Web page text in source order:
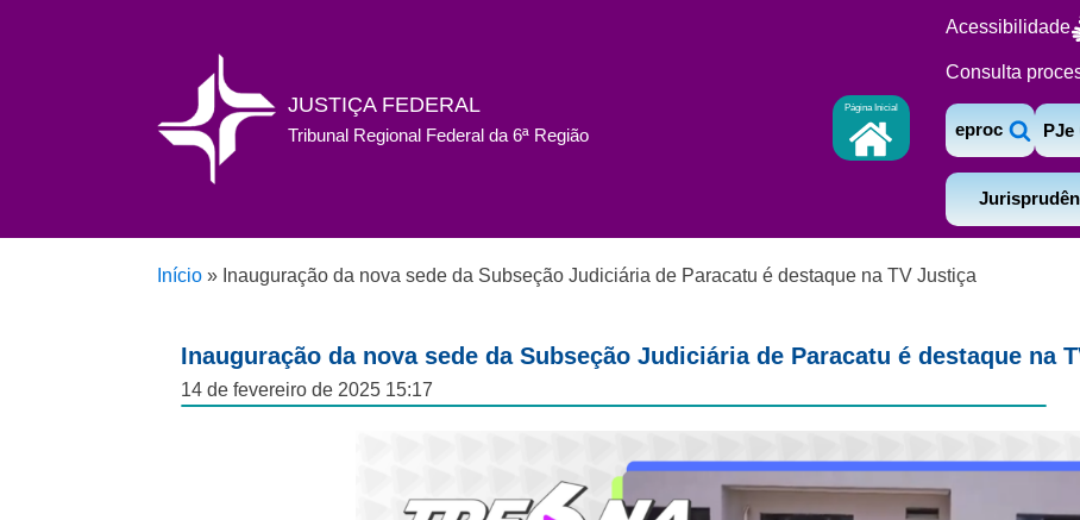
JUSTIÇA FEDERAL
Tribunal Regional Federal da 6ª Região
Página Inicial
Acessibilidade
Consulta
eproc PJe
Início » Inauguração da nova sede da Subseção Judiciária de Paracatu é destaque na TV Justiça
Inauguração da nova sede da Subseção Judiciária de Paracatu é destaque na
14 de fevereiro de 2025 15:17